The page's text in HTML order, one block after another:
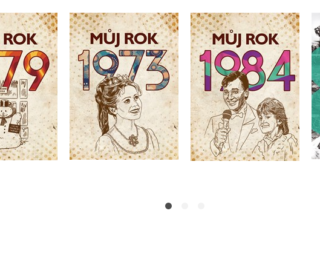
1979
Ježek
399 Kč
Můj rok 1973
Martin Ježek
Do košíku
399 Kč
319 Kč
Můj rok 1984
Martin Ježek
Do košíku
399 Kč
319 Kč